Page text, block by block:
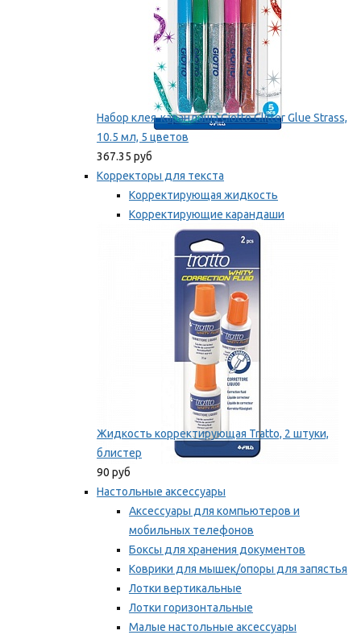
Набор клея-карандаша Giotto Glitter Glue Strass,
10.5 мл, 5 цветов
367.35 руб
Корректоры для текста
Корректирующая жидкость
Корректирующие карандаши
Корректирующие ленты
Мы рекомендуем
Жидкость корректирующая Tratto, 2 штуки,
блистер
90 руб
Настольные аксессуары
Аксессуары для компьютеров и
мобильных телефонов
Боксы для хранения документов
Коврики для мышек/опоры для запястья
Лотки вертикальные
Лотки горизонтальные
Малые настольные аксессуары